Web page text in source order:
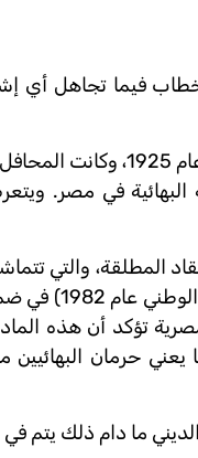
فيما تجاهل أي
يذكر أن وجود البهائية في مصر يرجع إلى عام 1863، في حين أنشئ أول محفل
البهائية وحظر أنشطة البهائية في
تضمن حرية الاعتقاد المطلقة،
18 من العهد الدولي للحقوق المدنية
تؤكد أن هذه
يعني حرمان
ما دام ذلك يتم في